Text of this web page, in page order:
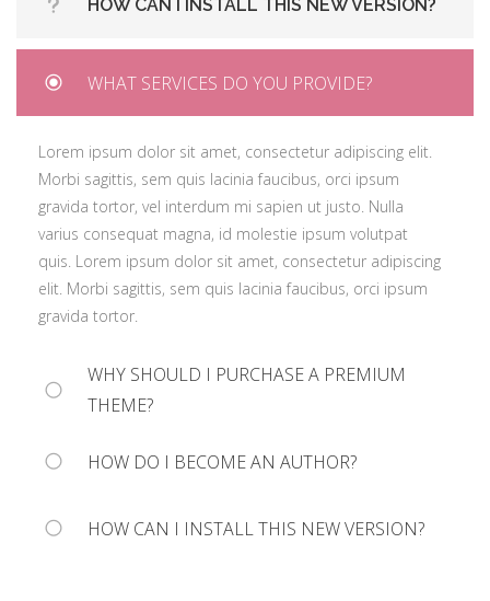
gravida tortor, vel interdum mi sapien ut justo. Nulla
varius consequat magna, id molestie ipsum volutpat
gravida tortor.
HOW CAN I INSTALL THIS NEW VERSION?
Lorem ipsum dolor sit amet, consectetur adipiscing elit.
varius consequat magna, id molestie ipsum volutpat
quis. Lorem ipsum dolor sit amet, consectetur adipiscing
elit. Morbi sagittis, sem quis lacinia faucibus, orci ipsum
gravida tortor.
WHAT SERVICES DO YOU PROVIDE?
Lorem ipsum dolor sit amet, consectetur adipiscing elit.
Morbi sagittis, sem quis lacinia faucibus, orci ipsum
gravida tortor, vel interdum mi sapien ut justo. Nulla
varius consequat magna, id molestie ipsum volutpat
quis. Lorem ipsum dolor sit amet, consectetur adipiscing
elit. Morbi sagittis, sem quis lacinia faucibus, orci ipsum
gravida tortor.
WHY SHOULD I PURCHASE A PREMIUM
THEME?
Lorem ipsum dolor sit amet, consectetur adipiscing elit.
gravida tortor, vel interdum mi sapien ut justo. Nulla
HOW DO I BECOME AN AUTHOR?
Lorem ipsum dolor sit amet, consectetur adipiscing elit.
HOW CAN I INSTALL THIS NEW VERSION?